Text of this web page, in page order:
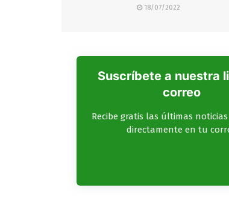
18/07/2022
Suscríbete a nuestra
correo
Recibe gratis las últimas
directamente en tu